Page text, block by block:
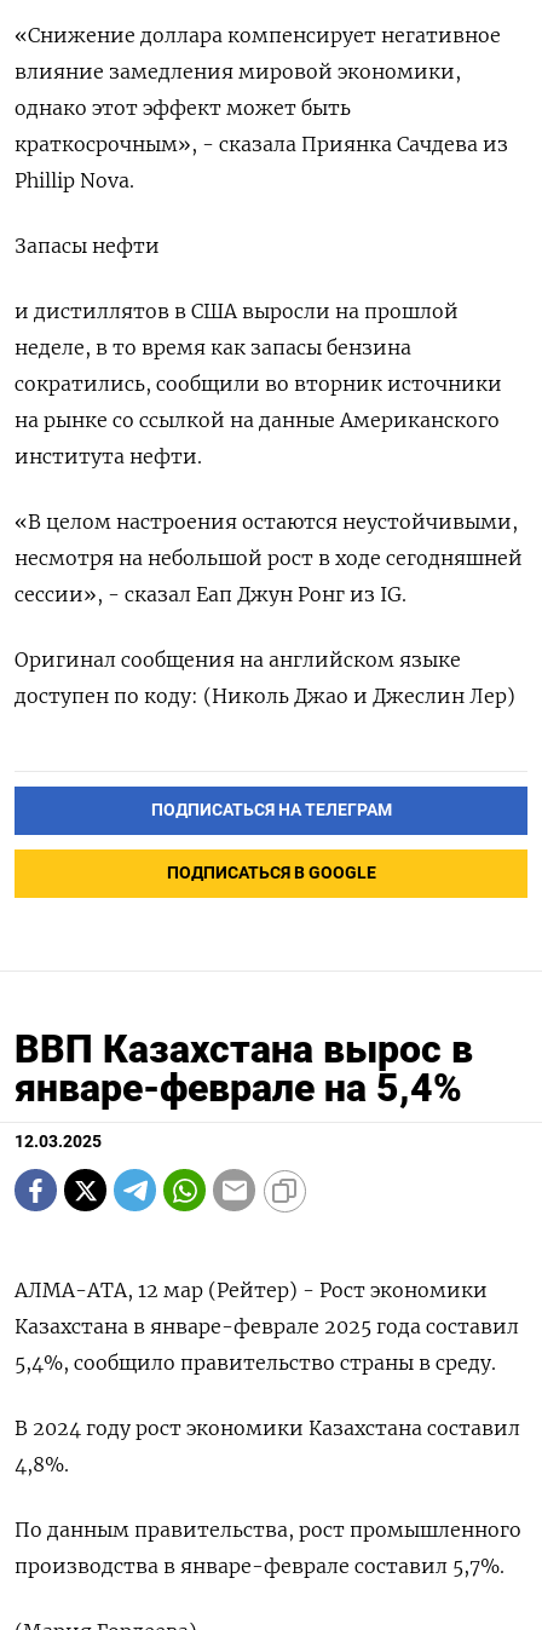
«Снижение доллара компенсирует негативное
влияние замедления мировой экономики,
однако этот эффект может быть
краткосрочным», - сказала Приянка Сачдева из
Phillip Nova.
Запасы нефти
и дистиллятов в США выросли на прошлой
неделе, в то время как запасы бензина
сократились, сообщили во вторник источники
на рынке со ссылкой на данные Американского
института нефти.
«В целом настроения остаются неустойчивыми,
несмотря на небольшой рост в ходе сегодняшней
сессии», - сказал Еап Джун Ронг из IG.
Оригинал сообщения на английском языке
доступен по коду: (Николь Джао и Джеслин Лер)
ПОДПИСАТЬСЯ НА ТЕЛЕГРАМ
ПОДПИСАТЬСЯ В GOOGLE
ВВП Казахстана вырос в
январе-феврале на 5,4%
12.03.2025
АЛМА-АТА, 12 мар (Рейтер) - Рост экономики
Казахстана в январе-феврале 2025 года составил
5,4%, сообщило правительство страны в среду.
В 2024 году рост экономики Казахстана составил
4,8%.
По данным правительства, рост промышленного
производства в январе-феврале составил 5,7%.